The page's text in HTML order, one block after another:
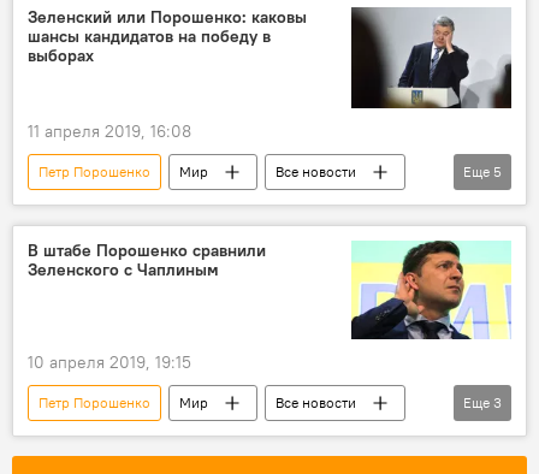
выборы
Украина
Владимир Зеленский
Зеленский или Порошенко: каковы
шансы кандидатов на победу в
выборах
11 апреля 2019, 16:08
Петр Порошенко Мир
Все новости
Политика
выборы
Украина
Еще 5
В штабе Порошенко сравнили
Зеленского с Чаплиным
10 апреля 2019, 19:15
Петр Порошенко Мир
Все новости
Политика
Украина
Еще 3